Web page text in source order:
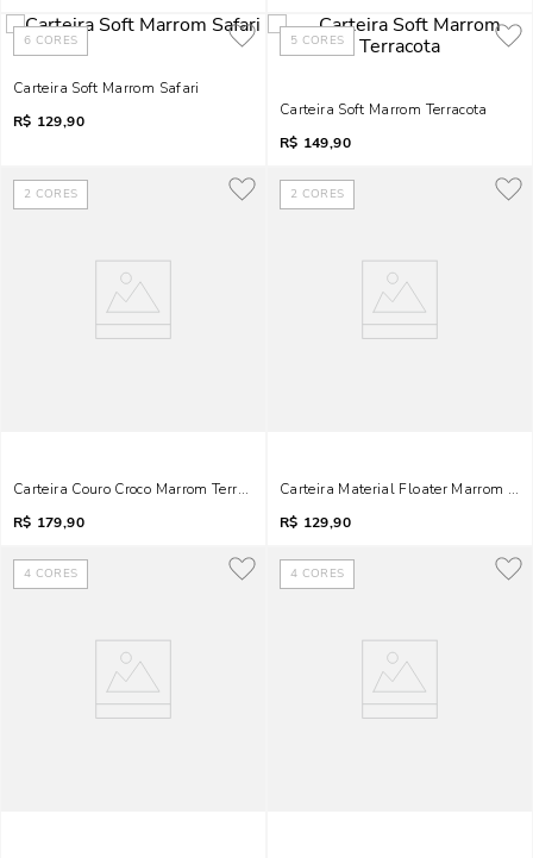
6 CORES
Carteira Soft Marrom Safari
R$ 129,90
5 CORES
Carteira Soft Marrom Terracota
R$ 149,90
2 CORES
Carteira Couro Croco Marrom Terracota
R$ 179,90
2 CORES
Carteira Material Floater Marrom
R$ 129,90
4 CORES 4 CORES